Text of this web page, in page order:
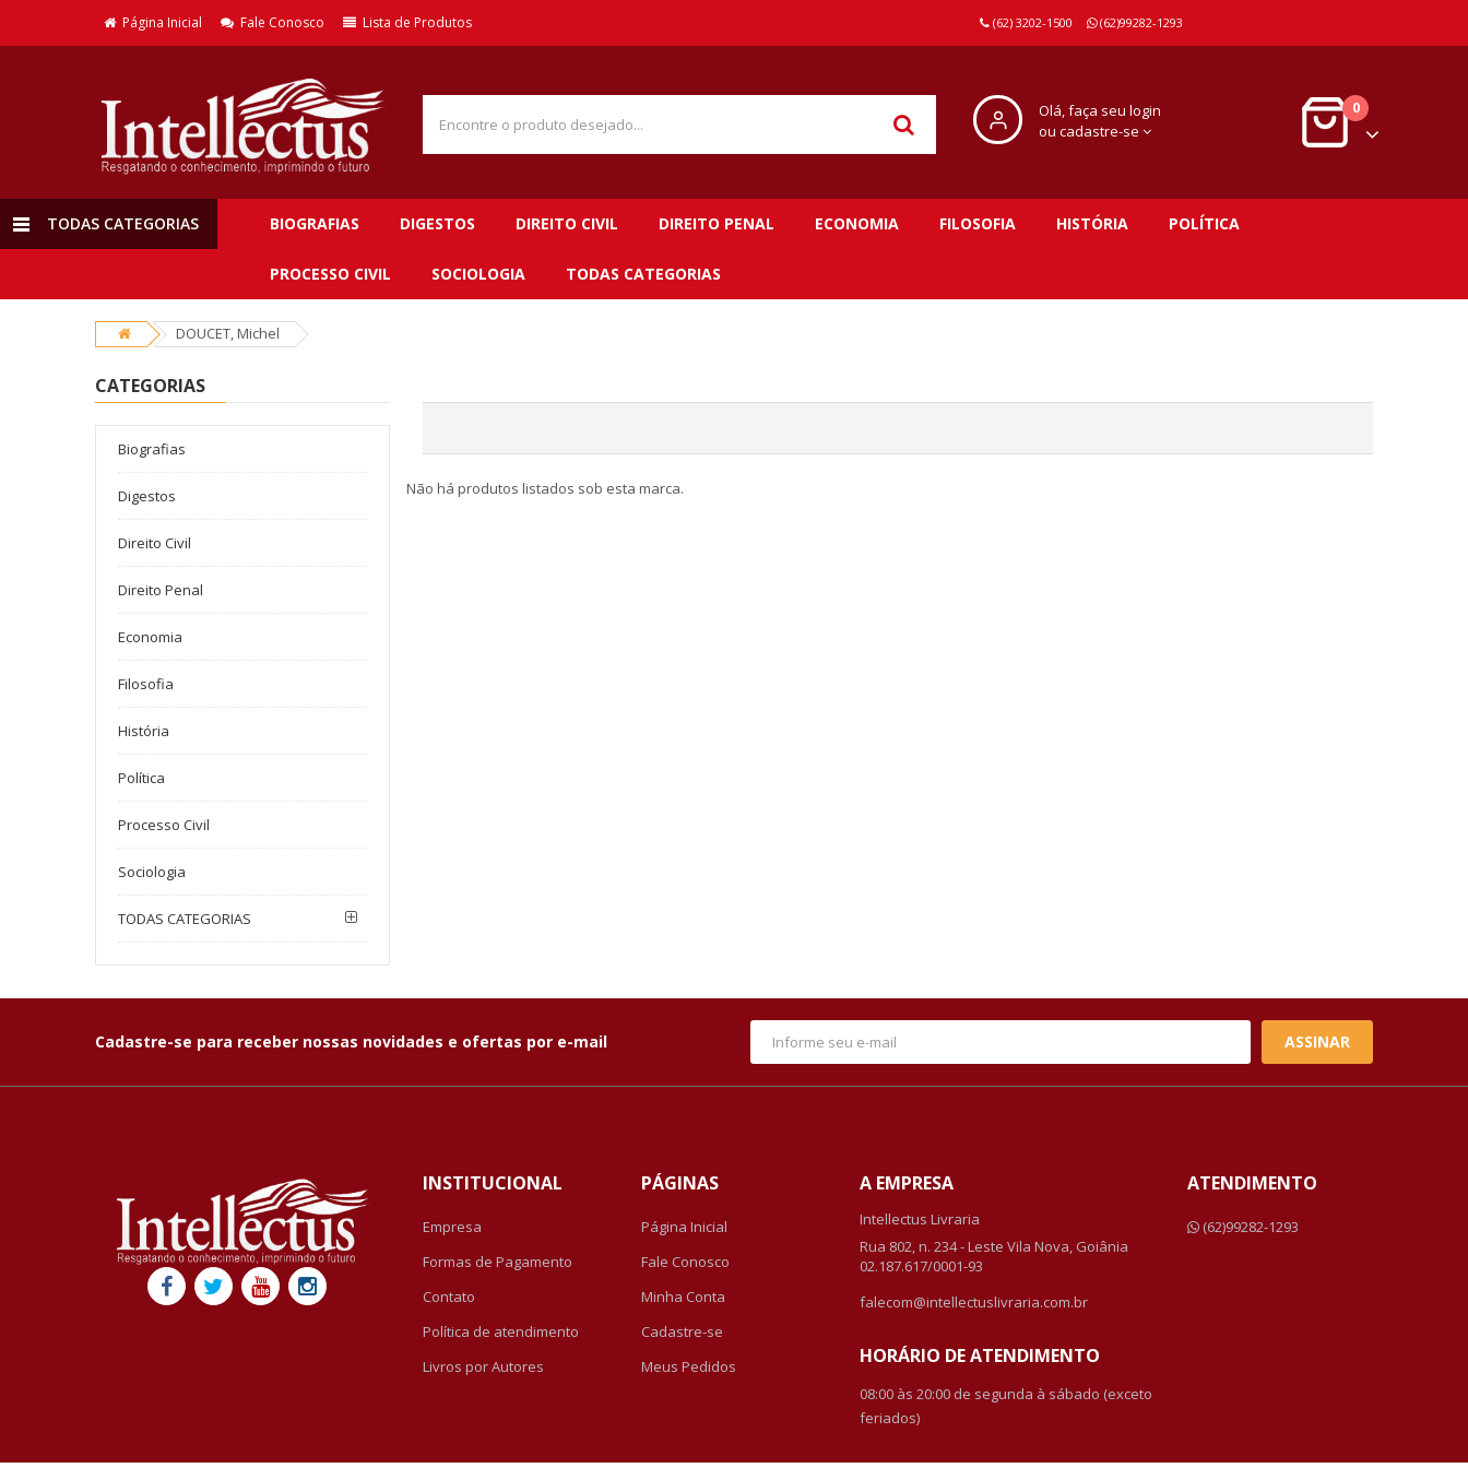
Página Inicial Fale Conosco Lista de Produtos (62) 3202-1500 (62)99282-1293
Olá, faça seu login
ou cadastre-se
0
TODAS CATEGORIAS BIOGRAFIAS DIGESTOS DIREITO CIVIL DIREITO PENAL ECONOMIA FILOSOFIA HISTÓRIA POLÍTICA
PROCESSO CIVIL SOCIOLOGIA TODAS CATEGORIAS
DOUCET, Michel
CATEGORIAS
Biografias
Digestos
Direito Civil
Direito Penal
Economia
Filosofia
História
Política
Processo Civil
Sociologia
TODAS CATEGORIAS
Não há produtos listados sob esta marca.
Cadastre-se para receber nossas novidades e ofertas por e-mail ASSINAR
INSTITUCIONAL
Empresa
Formas de Pagamento
Contato
Política de atendimento
Livros por Autores
PÁGINAS
Página Inicial
Fale Conosco
Minha Conta
Cadastre-se
Meus Pedidos
A EMPRESA
Intellectus Livraria
Rua 802, n. 234 - Leste Vila Nova, Goiânia
02.187.617/0001-93
falecom@intellectuslivraria.com.br
HORÁRIO DE ATENDIMENTO
08:00 às 20:00 de segunda à sábado (exceto
feriados)
ATENDIMENTO
(62)99282-1293